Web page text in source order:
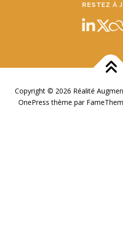
RESTEZ À
Copyright © 2026 Réalité
OnePress thème par